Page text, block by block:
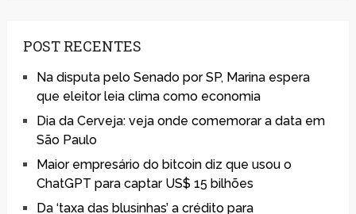
POST RECENTES
Na disputa pelo Senado por SP, Marina espera
que eleitor leia clima como economia
Dia da Cerveja: veja onde comemorar a data em
São Paulo
Maior empresário do bitcoin diz que usou o
ChatGPT para captar US$ 15 bilhões
Da ‘taxa das blusinhas’ a crédito para